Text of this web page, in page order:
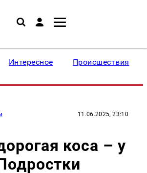
Интересное Происшествия
11.06.2025, 23:10
коса – у